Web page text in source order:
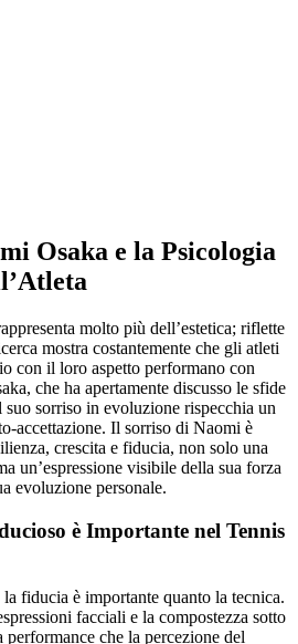
Osaka e la Psicologia
molto più dell’estetica; riflette
mostra costantemente che gli atleti
con il loro aspetto performano con
che ha apertamente discusso le sfide
suo sorriso in evoluzione rispecchia un
accettazione. Il sorriso di Naomi è
crescita e fiducia, non solo una
un’espressione visibile della sua forza
evoluzione personale.
è Importante nel Tennis
fiducia è importante quanto la tecnica.
facciali e la compostezza sotto
performance che la percezione del